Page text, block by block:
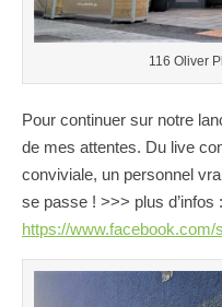
116 Oliver
Pour continuer sur notre
de mes attentes. Du live
conviviale, un personnel
se passe ! >>> plus d’infos :
https://www.facebook.com/